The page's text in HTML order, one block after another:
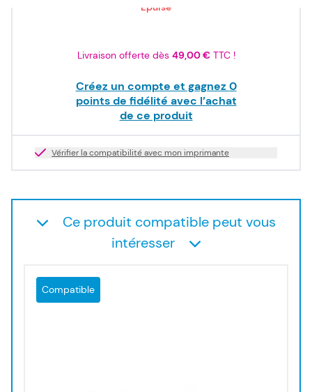
Epuisé
Livraison offerte dès 49,00 €TTC !
Créez un compte et gagnez 0
points de fidélité avec l’achat
de ce produit
Vérifier la compatibilité avec mon imprimante
Ce produit compatible peut vous
intéresser
Compatible